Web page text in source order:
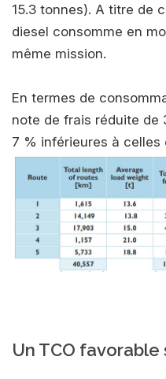
15.3 tonnes). A titre de
diesel consomme en
même mission.
En termes de
note de frais réduite de
7 % inférieures à celles
Un TCO